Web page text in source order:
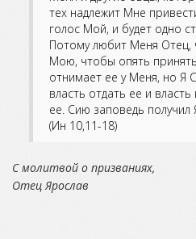
тех надлежит Мне
голос Мой, и будет одно
Потому любит Меня Отец,
Мою, чтобы опять
отнимает ее у Меня, но Я
власть отдать ее и
ее. Сию заповедь
(Ин 10,11-18)
С молитвой о призваниях,
Отец Ярослав